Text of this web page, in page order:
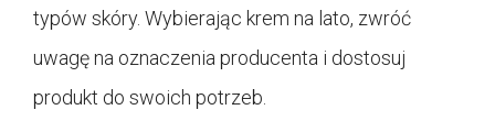
typów skóry. Wybierając krem na lato, zwróć
uwagę na oznaczenia producenta i dostosuj
produkt do swoich potrzeb.